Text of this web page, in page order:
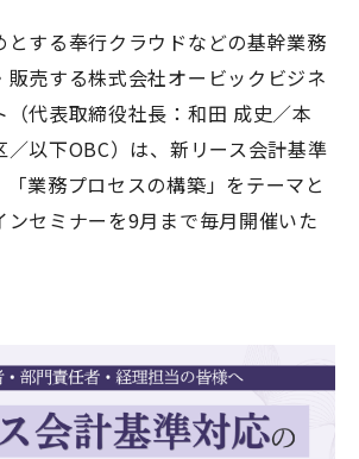
とする奉行クラウドなどの基幹業務
販売する株式会社オービックビジネ
（代表取締役社長：和田 成史／本
以下OBC）は、新リース会計基準
業務プロセスの構築」をテーマと
ンセミナーを9月まで毎月開催いた